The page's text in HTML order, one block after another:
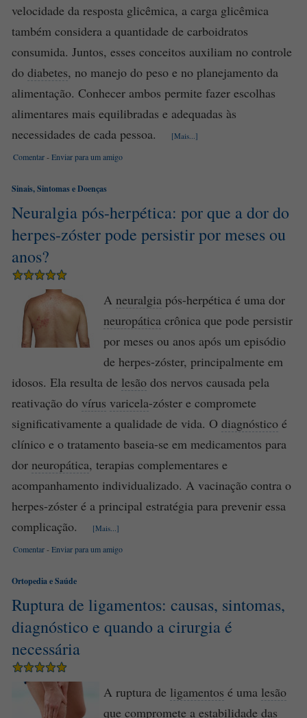
velocidade da resposta glicêmica, a carga glicêmica
também considera a quantidade de carboidratos
consumida. Juntos, esses conceitos auxiliam no controle
do diabetes, no manejo do peso e no planejamento da
alimentação. Conhecer ambos permite fazer escolhas
alimentares mais equilibradas e adequadas às
necessidades de cada pessoa.
[Mais...]
Comentar-Enviar para um amigo
Sinais, Sintomas e Doenças
Neuralgia pós-herpética: por que a dor do
herpes-zóster pode persistir por meses ou
anos?
A neuralgia pós-herpética é uma dor
neuropática crônica que pode persistir
por meses ou anos após um episódio
de herpes-zóster, principalmente em
idosos. Ela resulta de lesão dos nervos causada pela
reativação do vírus varicela-zóster e compromete
significativamente a qualidade de vida. O diagnóstico é
clínico e o tratamento baseia-se em medicamentos para
dor neuropática, terapias complementares e
acompanhamento individualizado. A vacinação contra o
herpes-zóster é a principal estratégia para prevenir essa
complicação.
[Mais...]
Comentar-Enviar para um amigo
Ortopedia e Saúde
Ruptura de ligamentos: causas, sintomas,
diagnóstico e quando a cirurgia é
necessária
A ruptura de ligamentos é uma lesão
que compromete a estabilidade das